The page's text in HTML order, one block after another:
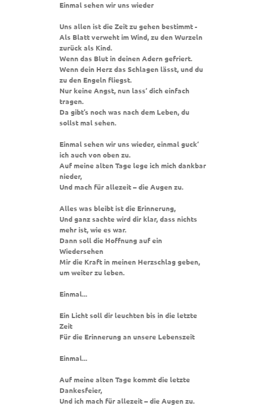
Einmal sehen wir uns wieder
Uns allen ist die Zeit zu gehen bestimmt -
Als Blatt verweht im Wind, zu den Wurzeln
zurück als Kind.
Wenn das Blut in deinen Adern gefriert.
Wenn dein Herz das Schlagen lässt, und du
zu den Engeln fliegst.
Nur keine Angst, nun lass‘ dich einfach
tragen.
Da gibt’s noch was nach dem Leben, du
sollst mal sehen.
Einmal sehen wir uns wieder, einmal guck‘
ich auch von oben zu.
Auf meine alten Tage lege ich mich dankbar
nieder,
Und mach für allezeit – die Augen zu.
Alles was bleibt ist die Erinnerung,
Und ganz sachte wird dir klar, dass nichts
mehr ist, wie es war.
Dann soll die Hoffnung auf ein
Wiedersehen
Mir die Kraft in meinen Herzschlag geben,
um weiter zu leben.
Einmal...
Ein Licht soll dir leuchten bis in die letzte
Zeit
Für die Erinnerung an unsere Lebenszeit
Einmal...
Auf meine alten Tage kommt die letzte
Dankesfeier,
Und ich mach für allezeit – die Augen zu.